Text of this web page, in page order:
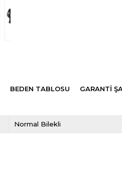
BEDEN TABLOSU GARANTİ
Normal Bilekli